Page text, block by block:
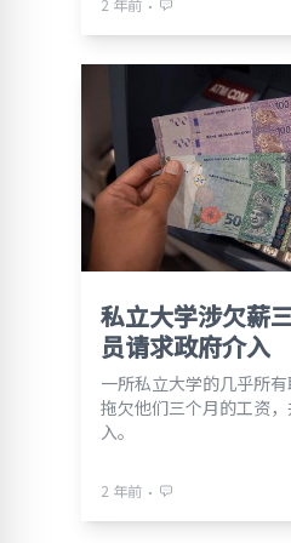
2 年前
私立大学涉欠薪
员请求政府介入
一所私立大学的几乎所
拖欠他们三个月的工资
入。
2 年前 ⋅